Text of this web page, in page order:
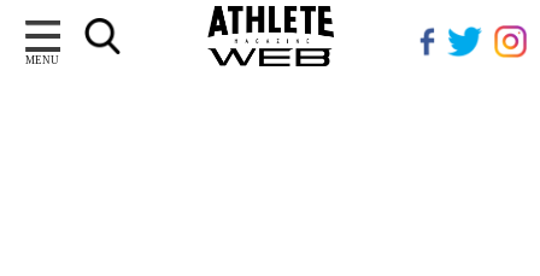
MENU